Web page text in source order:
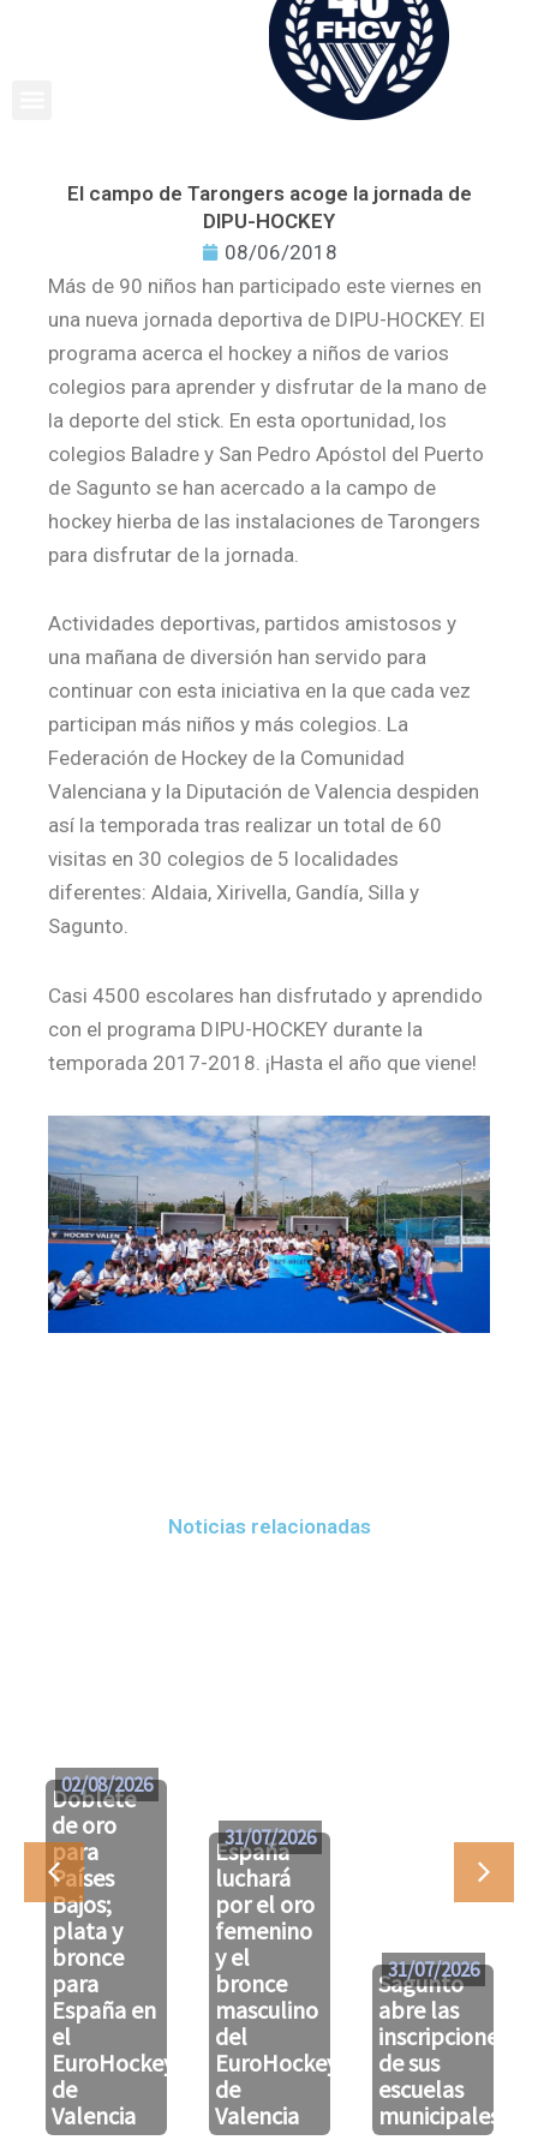
El campo de Tarongers acoge la jornada de
DIPU-HOCKEY
08/06/2018
Más de 90 niños han participado este viernes en
una nueva jornada deportiva de DIPU-HOCKEY. El
programa acerca el hockey a niños de varios
colegios para aprender y disfrutar de la mano de
la deporte del stick. En esta oportunidad, los
colegios Baladre y San Pedro Apóstol del Puerto
de Sagunto se han acercado a la campo de
hockey hierba de las instalaciones de Tarongers
para disfrutar de la jornada.
Actividades deportivas, partidos amistosos y
una mañana de diversión han servido para
continuar con esta iniciativa en la que cada vez
participan más niños y más colegios. La
Federación de Hockey de la Comunidad
Valenciana y la Diputación de Valencia despiden
así la temporada tras realizar un total de 60
visitas en 30 colegios de 5 localidades
diferentes: Aldaia, Xirivella, Gandía, Silla y
Sagunto.
Casi 4500 escolares han disfrutado y aprendido
con el programa DIPU-HOCKEY durante la
temporada 2017-2018. ¡Hasta el año que viene!
Noticias relacionadas
Doblete
de oro
para
Países
Bajos;
plata y
bronce
para
España en
el
EuroHockeyU21
de
Valencia
02/08/2026
España
luchará
por el oro
femenino
y el
bronce
masculino
del
EuroHockeyU21
de
Valencia
31/07/2026
Sagunto
abre las
inscripciones
de sus
escuelas
municipales
31/07/2026